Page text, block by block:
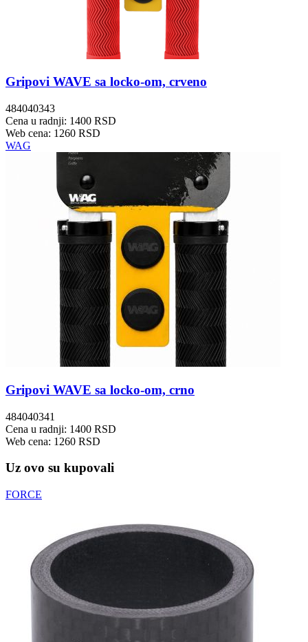
Gripovi WAVE sa locko-om, crveno
484040343
Cena u radnji: 1400 RSD
Web cena: 1260 RSD
WAG
Gripovi WAVE sa locko-om, crno
484040341
Cena u radnji: 1400 RSD
Web cena: 1260 RSD
Uz ovo su kupovali
FORCE